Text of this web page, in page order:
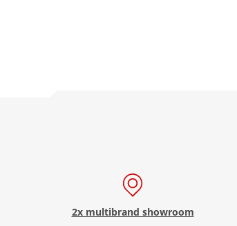
2x multibrand showroom